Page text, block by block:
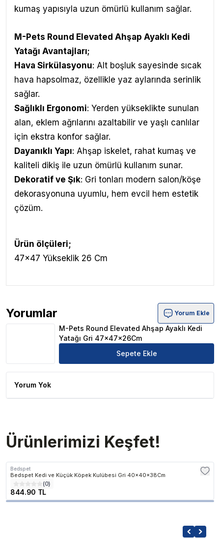
kumaş yapısıyla uzun ömürlü kullanım sağlar.
M-Pets Round Elevated Ahşap Ayaklı Kedi
Yatağı Avantajları;
Hava Sirkülasyonu: Alt boşluk sayesinde sıcak
hava hapsolmaz, özellikle yaz aylarında serinlik
sağlar.
Sağlıklı Ergonomi: Yerden yükseklikte sunulan
alan, eklem ağrılarını azaltabilir ve yaşlı canlılar
için ekstra konfor sağlar.
Dayanıklı Yapı: Ahşap iskelet, rahat kumaş ve
kaliteli dikiş ile uzun ömürlü kullanım sunar.
Dekoratif ve Şık: Gri tonları modern salon/köşe
dekorasyonuna uyumlu, hem evcil hem estetik
çözüm.
Ürün ölçüleri;
47x47 Yükseklik 26 Cm
Yorumlar
M-Pets Round Elevated Ahşap Ayaklı Kedi Yatağı Gri
Yorum Ekle
M-Pets Round Elevated Ahşap Ayaklı Kedi
Yatağı Gri 47x47x26Cm
Sepete Ekle
Yorum Yok
Ürünlerimizi Keşfet!
Bedspet
Bedspet Kedi ve Küçük Köpek Kulübesi Gri 40x40x38Cm
(0)
844.90 TL